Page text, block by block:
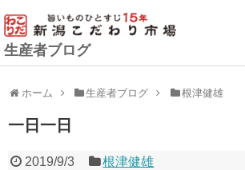
生産者ブログ
ホーム 生産者ブログ 根津健雄
一日一日
2019/9/3 根津健雄